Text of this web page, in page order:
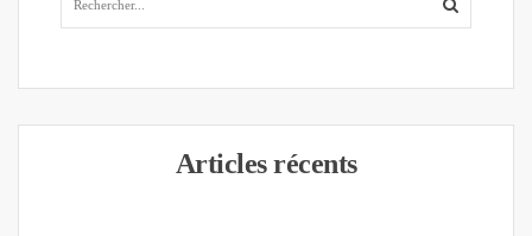
Articles récents